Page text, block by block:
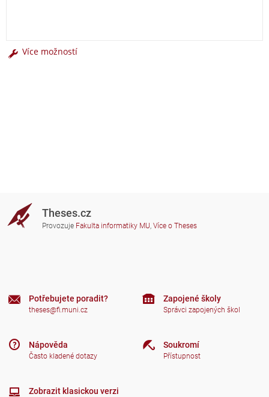
Více možností
Theses.cz
Provozuje Fakulta informatiky MU, Více o Theses
Potřebujete poradit?
theses@fi.muni.cz
Nápověda
Často kladené dotazy
Zapojené školy
Správci zapojených škol
Soukromí
Přístupnost
Zobrazit klasickou verzi